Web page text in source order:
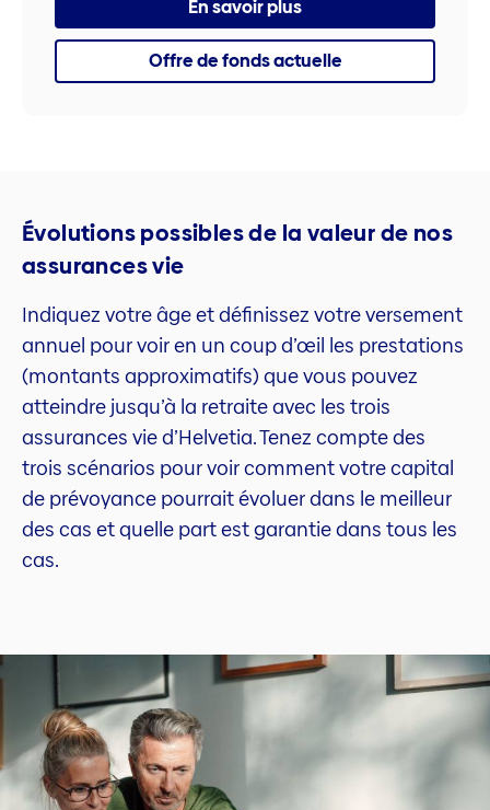
En savoir plus
Offre de fonds actuelle
Évolutions possibles de la valeur de nos
assurances vie
Indiquez votre âge et définissez votre versement
annuel pour voir en un coup d’œil les prestations
(montants approximatifs) que vous pouvez
atteindre jusqu’à la retraite avec les trois
assurances vie d’Helvetia. Tenez compte des
trois scénarios pour voir comment votre capital
de prévoyance pourrait évoluer dans le meilleur
des cas et quelle part est garantie dans tous les
cas.